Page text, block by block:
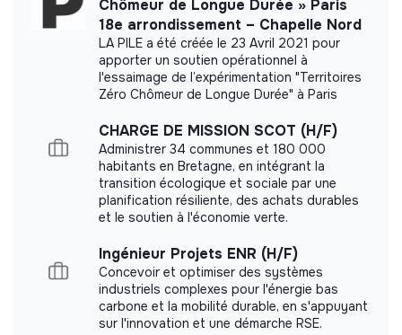
Être en appui de la conception des collections Micro-
Folie du Cube Garges
Suivre et évaluer le projet : créer les outils de
gestion de planning, remontée d’indicateurs et
reporting réguliers
Champ relationnel:
Rattaché à l'équipe de diffusion artistique, le
poste requiert de travailler en transverse avec les
équipes de programmation (spectacle vivant, arts
culturelles, éducation numérique), et l’équipe relations
avec les publics.
Au contact systématique des publics, en lien
avec l’écosystème local (associations, établissements
Labels and certifications
This structure did not communicate to us the
labels or certifications that it was able to obtain.
Benefits
Employee Representation Committees
Chômeur de Longue Durée » Paris
18e arrondissement – Chapelle Nord
LA PILE a été créée le 23 Avril 2021 pour
apporter un soutien opérationnel à
l'essaimage de l’expérimentation "Territoires
Zéro Chômeur de Longue Durée" à Paris
CHARGE DE MISSION SCOT (H/F)
Administrer 34 communes et 180 000
habitants en Bretagne, en intégrant la
transition écologique et sociale par une
planification résiliente, des achats durables
et le soutien à l'économie verte.
Ingénieur Projets ENR (H/F)
Concevoir et optimiser des systèmes
industriels complexes pour l'énergie bas
carbone et la mobilité durable, en s'appuyant
sur l'innovation et une démarche RSE.